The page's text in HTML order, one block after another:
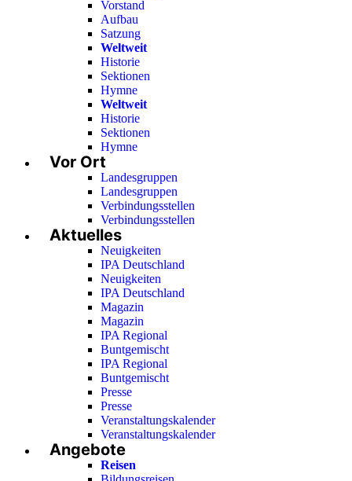
Vorstand
Aufbau
Satzung
Weltweit
Historie
Sektionen
Hymne
Weltweit
Historie
Sektionen
Hymne
Vor Ort
Landesgruppen
Landesgruppen
Verbindungsstellen
Verbindungsstellen
Aktuelles
Neuigkeiten
IPA Deutschland
Neuigkeiten
IPA Deutschland
Magazin
Magazin
IPA Regional
Buntgemischt
IPA Regional
Buntgemischt
Presse
Presse
Veranstaltungskalender
Veranstaltungskalender
Angebote
Reisen